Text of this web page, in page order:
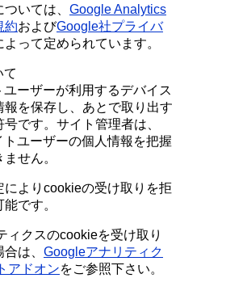
いては、 Google Analytics
約およびGoogle社プライバ
よって定められています。
ーザーが利用するデバイス
報を保存し、あとで取り出す
です。サイト管理者は、
ユーザーの個人情報を把握
せん。
によりcookieの受け取りを拒
です。
ィクスのcookieを受け取り
は、 Googleアナリティク
アドオンをご参照下さい。